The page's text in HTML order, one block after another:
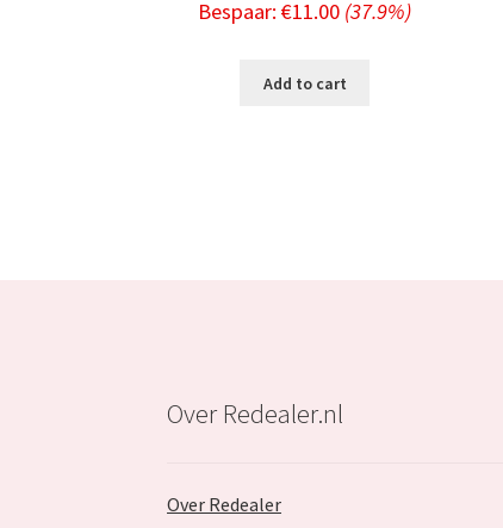
price
was:
price
Bespaar:€11.00 (37.9%)
Add to cart
Over Redealer.nl
Over Redealer